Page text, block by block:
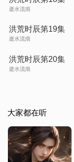
逝水流痕
洪荒时辰第19集
逝水流痕
洪荒时辰第20集
逝水流痕
大家都在听